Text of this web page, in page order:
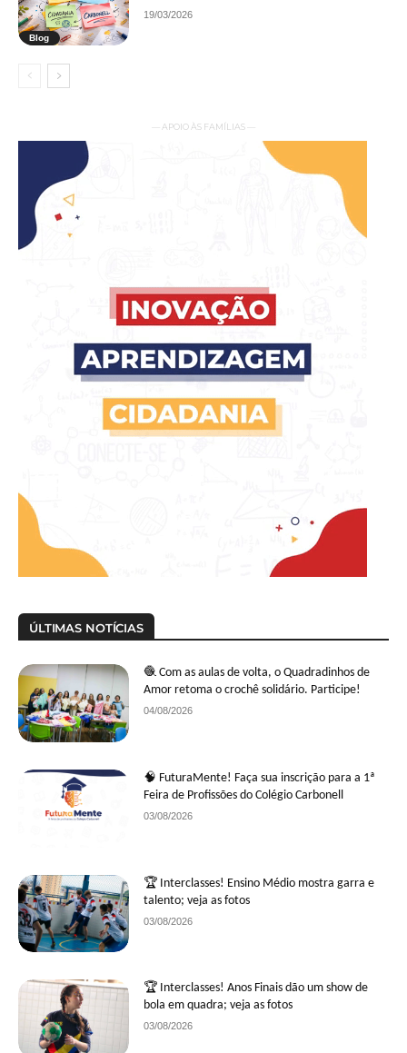
Blog
19/03/2026
— APOIO ÀS FAMÍLIAS —
ÚLTIMAS NOTÍCIAS
🧶 Com as aulas de volta, o Quadradinhos de
Amor retoma o crochê solidário. Participe!
04/08/2026
🧠 FuturaMente! Faça sua inscrição para a 1ª
Feira de Profissões do Colégio Carbonell
03/08/2026
🏆 Interclasses! Ensino Médio mostra garra e
talento; veja as fotos
03/08/2026
🏆 Interclasses! Anos Finais dão um show de
bola em quadra; veja as fotos
03/08/2026